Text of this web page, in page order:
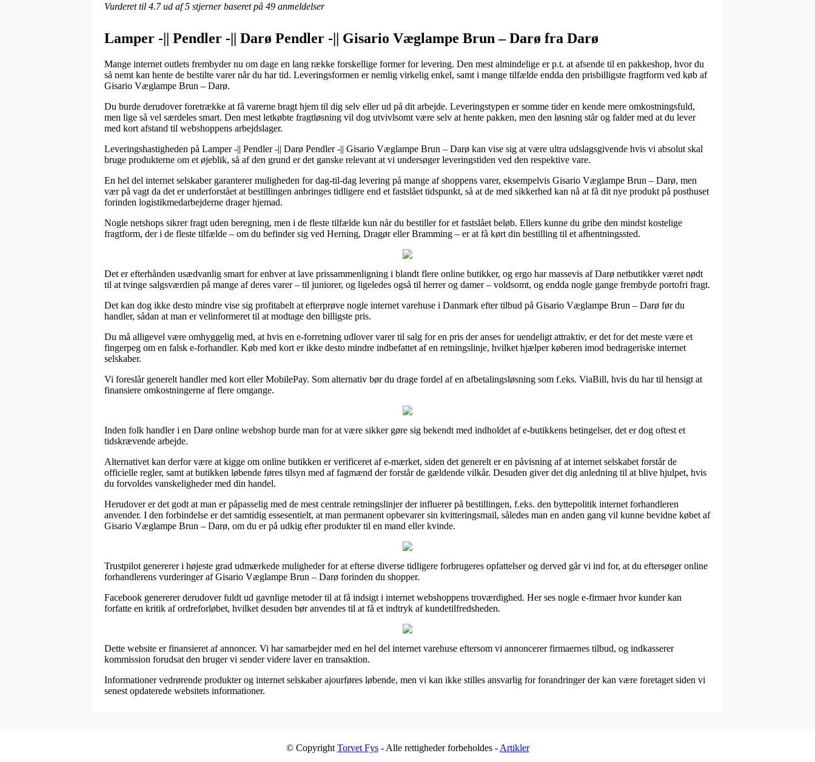
Vurderet til 4.7ud af 5 stjerner baseret på 49 anmeldelser
Lamper -|| Pendler -|| Darø Pendler -|| Gisario Væglampe Brun – Darø fra Darø
Mange internet outlets frembyder nu om dage en lang række forskellige former for levering. Den mest almindelige er p.t. at afsende til en pakkeshop, hvor du
så nemt kan hente de bestilte varer når du har tid. Leveringsformen er nemlig virkelig enkel, samt i mange tilfælde endda den prisbilligste fragtform ved køb af
Gisario Væglampe Brun – Darø.
Du burde derudover foretrække at få varerne bragt hjem til dig selv eller ud på dit arbejde. Leveringstypen er somme tider en kende mere omkostningsfuld,
men lige så vel særdeles smart. Den mest letkøbte fragtløsning vil dog utvivlsomt være selv at hente pakken, men den løsning står og falder med at du lever
med kort afstand til webshoppens arbejdslager.
Leveringshastigheden på Lamper -|| Pendler -|| Darø Pendler -|| Gisario Væglampe Brun – Darø kan vise sig at være ultra udslagsgivende hvis vi absolut skal
bruge produkterne om et øjeblik, så af den grund er det ganske relevant at vi undersøger leveringstiden ved den respektive vare.
En hel del internet selskaber garanterer muligheden for dag-til-dag levering på mange af shoppens varer, eksempelvis Gisario Væglampe Brun – Darø, men
vær på vagt da det er underforstået at bestillingen anbringes tidligere end et fastslået tidspunkt, så at de med sikkerhed kan nå at få dit nye produkt på posthuset
forinden logistikmedarbejderne drager hjemad.
Nogle netshops sikrer fragt uden beregning, men i de fleste tilfælde kun når du bestiller for et fastslået beløb. Ellers kunne du gribe den mindst kostelige
fragtform, der i de fleste tilfælde – om du befinder sig ved Herning, Dragør eller Bramming – er at få kørt din bestilling til et afhentningssted.
Det er efterhånden usædvanlig smart for enhver at lave prissammenligning i blandt flere online butikker, og ergo har massevis af Darø netbutikker været nødt
til at tvinge salgsværdien på mange af deres varer – til juniorer, og ligeledes også til herrer og damer – voldsomt, og endda nogle gange frembyde portofri fragt.
Det kan dog ikke desto mindre vise sig profitabelt at efterprøve nogle internet varehuse i Danmark efter tilbud på Gisario Væglampe Brun – Darø før du
handler, sådan at man er velinformeret til at modtage den billigste pris.
Du må alligevel være omhyggelig med, at hvis en e-forretning udlover varer til salg for en pris der anses for uendeligt attraktiv, er det for det meste være et
fingerpeg om en falsk e-forhandler. Køb med kort er ikke desto mindre indbefattet af en retningslinje, hvilket hjælper køberen imod bedrageriske internet
selskaber.
Vi foreslår generelt handler med kort eller MobilePay. Som alternativ bør du drage fordel af en afbetalingsløsning som f.eks. ViaBill, hvis du har til hensigt at
finansiere omkostningerne af flere omgange.
Inden folk handler i en Darø online webshop burde man for at være sikker gøre sig bekendt med indholdet af e-butikkens betingelser, det er dog oftest et
tidskrævende arbejde.
Alternativet kan derfor være at kigge om online butikken er verificeret af e-mærket, siden det generelt er en påvisning af at internet selskabet forstår de
officielle regler, samt at butikken løbende føres tilsyn med af fagmænd der forstår de gældende vilkår. Desuden giver det dig anledning til at blive hjulpet, hvis
du forvoldes vanskeligheder med din handel.
Herudover er det godt at man er påpasselig med de mest centrale retningslinjer der influerer på bestillingen, f.eks. den byttepolitik internet forhandleren
anvender. I den forbindelse er det samtidig essesentielt, at man permanent opbevarer sin kvitteringsmail, således man en anden gang vil kunne bevidne købet af
Gisario Væglampe Brun – Darø, om du er på udkig efter produkter til en mand eller kvinde.
Trustpilot genererer i højeste grad udmærkede muligheder for at efterse diverse tidligere forbrugeres opfattelser og derved går vi ind for, at du eftersøger online
forhandlerens vurderinger af Gisario Væglampe Brun – Darø forinden du shopper.
Facebook genererer derudover fuldt ud gavnlige metoder til at få indsigt i internet webshoppens troværdighed. Her ses nogle e-firmaer hvor kunder kan
forfatte en kritik af ordreforløbet, hvilket desuden bør anvendes til at få et indtryk af kundetilfredsheden.
Dette website er finansieret af annoncer. Vi har samarbejder med en hel del internet varehuse eftersom vi annoncerer firmaernes tilbud, og indkasserer
kommission forudsat den bruger vi sender videre laver en transaktion.
Informationer vedrørende produkter og internet selskaber ajourføres løbende, men vi kan ikke stilles ansvarlig for forandringer der kan være foretaget siden vi
senest opdaterede websitets informationer.
© Copyright Torvet Fys- Alle rettigheder forbeholdes - Artikler